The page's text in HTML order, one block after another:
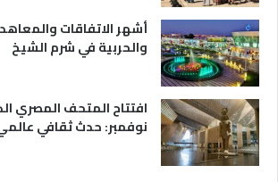
أشهر الاتفاقات
والحربية في شرم الشيخ
افتتاح المتحف المصري
نوفمبر: حدث ثقافي عالمي